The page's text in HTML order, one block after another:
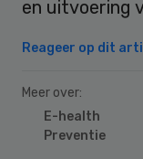
en uitvoering
Reageer op dit
Meer over:
E-health
Preventie